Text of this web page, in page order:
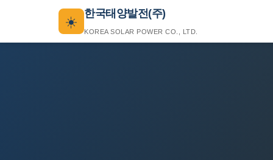
☀️
한국태양발전(주)
KOREA SOLAR POWER CO., LTD.